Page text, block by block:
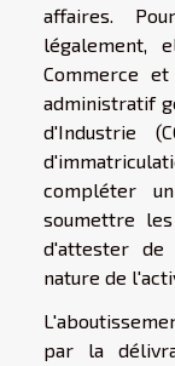
affaires.
légalement,
Commerce
administratif
d'Industrie
compléter
soumettre
d'attester
nature de
par la